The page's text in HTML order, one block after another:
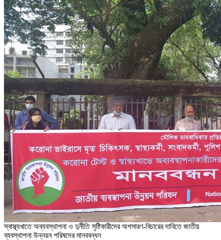
স্বাস্থ্যখাতে অব্যবস্থাপনা ও দুর্নীতি সৃষ্টিকারীদের অপসারণ-বিচারের দাবিতে জাতীয়
ব্যবস্থাপনা উন্নয়ন পরিষদের মানববন্ধন